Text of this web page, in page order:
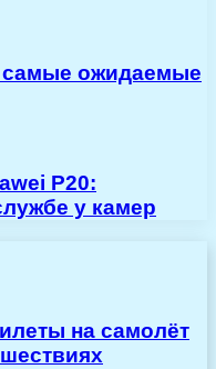
самые ожидаемые
P20:
у камер
на самолёт